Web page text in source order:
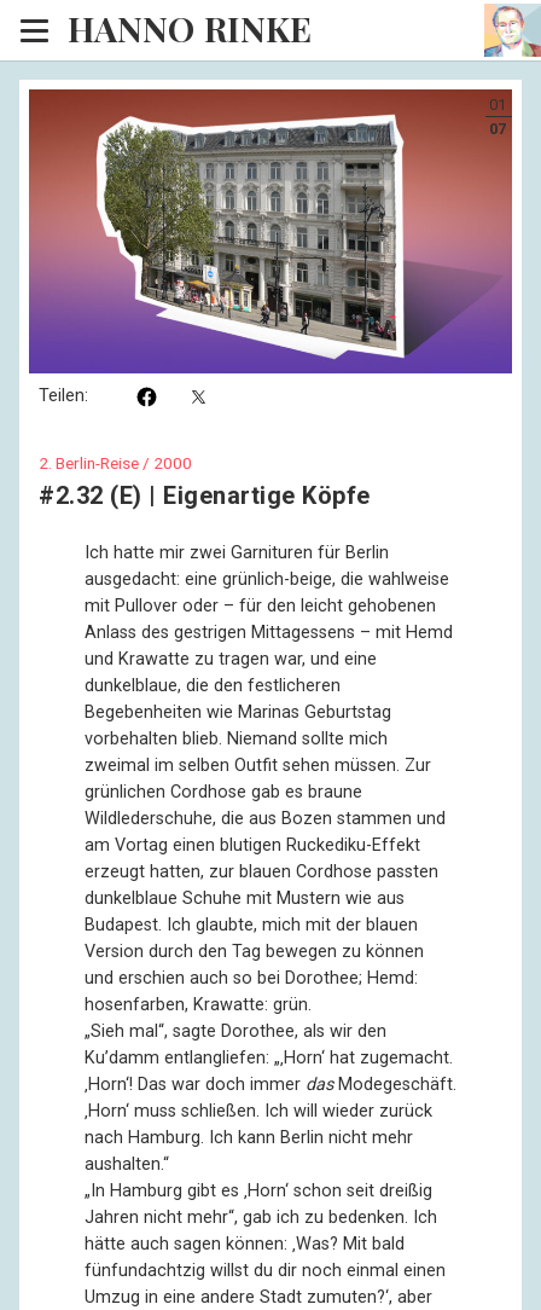
HANNO RINKE
Heim
EISINSEL
Sonntagspredigten
Blog
Lesesaal
Hörsaal
Kinosaal
Teilen:
01
07
2. Berlin-Reise / 2000
#2.32 (E) | Eigenartige Köpfe
Ich hatte mir zwei Garnituren für Berlin
ausgedacht: eine grünlich-beige, die wahlweise
mit Pullover oder – für den leicht gehobenen
Anlass des gestrigen Mittagessens – mit Hemd
und Krawatte zu tragen war, und eine
dunkelblaue, die den festlicheren
Begebenheiten wie Marinas Geburtstag
vorbehalten blieb. Niemand sollte mich
zweimal im selben Outfit sehen müssen. Zur
grünlichen Cordhose gab es braune
Wildlederschuhe, die aus Bozen stammen und
am Vortag einen blutigen Ruckediku-Effekt
erzeugt hatten, zur blauen Cordhose passten
dunkelblaue Schuhe mit Mustern wie aus
Budapest. Ich glaubte, mich mit der blauen
Version durch den Tag bewegen zu können
und erschien auch so bei Dorothee; Hemd:
hosenfarben, Krawatte: grün.
„Sieh mal“, sagte Dorothee, als wir den
Ku’damm entlangliefen: „‚Horn‘ hat zugemacht.
‚Horn‘! Das war doch immer dasModegeschäft.
‚Horn‘ muss schließen. Ich will wieder zurück
nach Hamburg. Ich kann Berlin nicht mehr
aushalten.“
„In Hamburg gibt es ‚Horn‘ schon seit dreißig
Jahren nicht mehr“, gab ich zu bedenken. Ich
hätte auch sagen können: ‚Was? Mit bald
fünfundachtzig willst du dir noch einmal einen
Umzug in eine andere Stadt zumuten?‘, aber